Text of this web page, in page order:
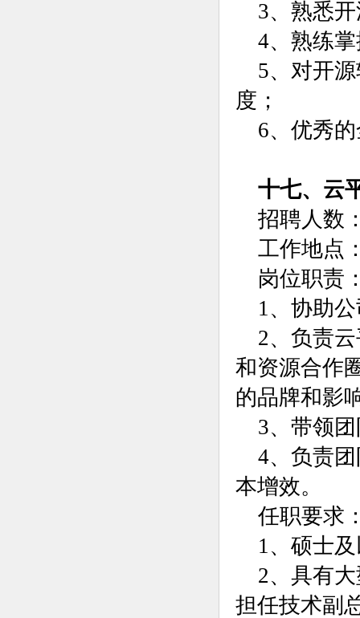
3、熟悉
4、熟练
5、对开
度；
6、优秀
十七、云
招聘人数
工作地点
岗位职责
1、协助
2、负责
和资源合作
的品牌和影
3、带领
4、负责
本增效。
任职要求
1、硕士
2、具有
担任技术副